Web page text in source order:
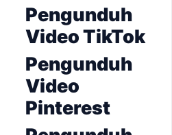
Pengunduh
Video TikTok
Pengunduh
Video
Pinterest